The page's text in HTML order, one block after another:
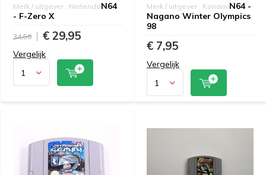
Merk / uitgever : NintendoN64
- F-Zero X
34,50 € 29,95
Vergelijk
Merk / uitgever : KonamiN64 -
Nagano Winter Olympics
98
€ 7,95
Vergelijk